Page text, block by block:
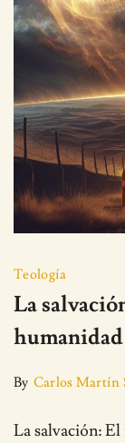
Teología
La
humanidad
By Carlos Martín
La salvación: